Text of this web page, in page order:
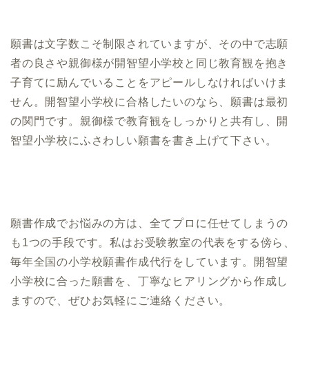
願書は文字数こそ制限されていますが、その中で志願
者の良さや親御様が開智望小学校と同じ教育観を抱き
子育てに励んでいることをアピールしなければいけま
せん。開智望小学校に合格したいのなら、願書は最初
の関門です。親御様で教育観をしっかりと共有し、開
智望小学校にふさわしい願書を書き上げて下さい。
願書作成でお悩みの方は、全てプロに任せてしまうの
も1つの手段です。私はお受験教室の代表をする傍ら、
毎年全国の小学校願書作成代行をしています。開智望
小学校に合った願書を、丁寧なヒアリングから作成し
ますので、ぜひお気軽にご連絡ください。